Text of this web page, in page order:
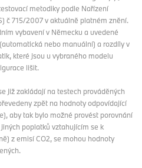
metodiky podle Nařízení
č 715/2007 v aktuálně platném znění.
vybavení v Německu a uvedené
nebo manuální) a rozdíly v
které jsou u vybraného modelu
lišit.
již zakládají na testech prováděných
zpět na hodnoty odpovídající
aby tak bylo možné provést porovnání
poplatků vztahujícím se k
z emisí CO2, se mohou hodnoty